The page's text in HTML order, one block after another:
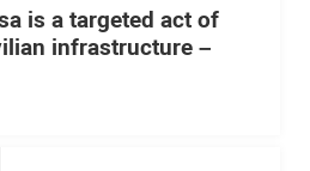
is a targeted act of
infrastructure –